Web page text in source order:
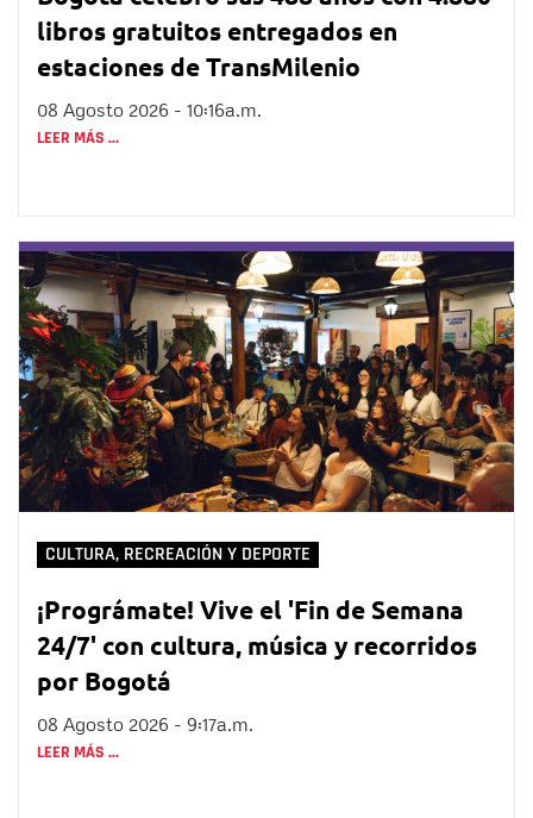
libros gratuitos entregados en
estaciones de TransMilenio
08 Agosto 2026 - 10:16a.m.
LEER MÁS ...
CULTURA, RECREACIÓN Y DEPORTE
¡Prográmate! Vive el 'Fin de Semana
24/7' con cultura, música y recorridos
por Bogotá
08 Agosto 2026 - 9:17a.m.
LEER MÁS ...